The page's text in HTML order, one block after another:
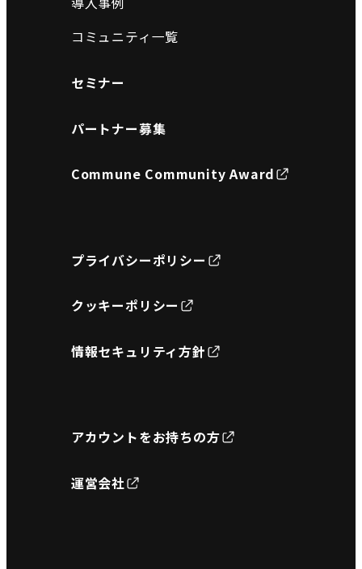
コミュニティ一覧
セミナー
パートナー募集
Commune Community Award
プライバシーポリシー
クッキーポリシー
情報セキュリティ方針
アカウントをお持ちの方
運営会社